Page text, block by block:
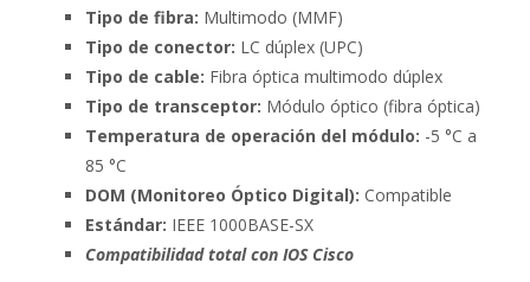
Tipo de fibra: Multimodo (MMF)
Tipo de conector: LC dúplex (UPC)
Tipo de cable: Fibra óptica multimodo dúplex
Tipo de transceptor: Módulo óptico (fibra óptica)
Temperatura de operación del módulo: -5 °C a
85 °C
DOM (Monitoreo Óptico Digital): Compatible
Estándar: IEEE 1000BASE-SX
Compatibilidad total con IOS Cisco